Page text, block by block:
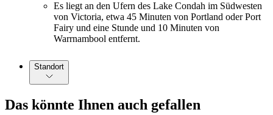
Es liegt an den Ufern des Lake Condah im Südwesten
von Victoria, etwa 45 Minuten von Portland oder Port
Fairy und eine Stunde und 10 Minuten von
Warrnambool entfernt.
Standort
Das könnte Ihnen auch gefallen